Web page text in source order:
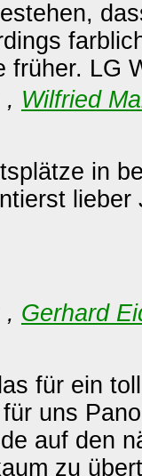
früher. LG
, Wilfried
in
lieber
, Gerhard
für ein
uns
auf den
zu